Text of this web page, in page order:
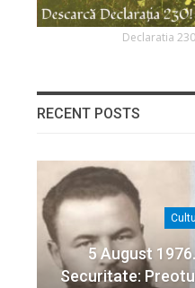
Declaratia
RECENT POSTS
5 August
Securitate: